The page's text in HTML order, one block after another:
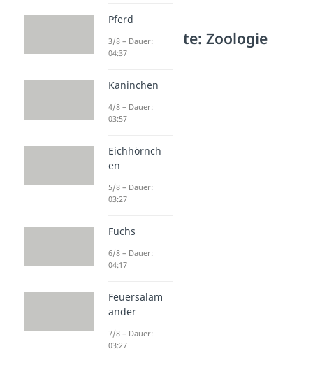
Weitere Inhalte: Zoologie
Tiere in Südamerika
Dauer: 04:27
Opossum
Dauer: 03:53
Dauer: 04:24
Kaiman
Pinguin
Dauer: 04:25
Dauer: 03:36
Pferd
3/8 – Dauer:
04:37
Kaninchen
4/8 – Dauer:
03:57
Eichhörnch
en
5/8 – Dauer:
03:27
Fuchs
6/8 – Dauer:
04:17
Feuersalam
ander
7/8 – Dauer:
03:27